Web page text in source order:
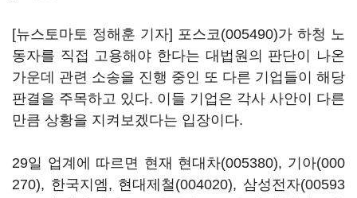
[뉴스토마토 정해훈 기자] 포스코(005490)가 하청 노
동자를 직접 고용해야 한다는 대법원의 판단이 나온
가운데 관련 소송을 진행 중인 또 다른 기업들이 해당
판결을 주목하고 있다. 이들 기업은 각사 사안이 다른
만큼 상황을 지켜보겠다는 입장이다.
29일 업계에 따르면 현재 현대차(005380), 기아(000
270), 한국지엠, 현대제철(004020), 삼성전자(00593